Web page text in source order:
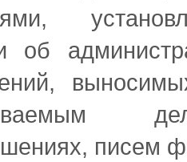
об
писем